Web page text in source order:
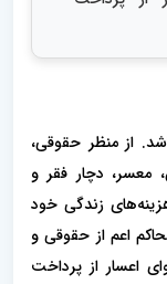
از منظر حقوقی،
معسر، دچار فقر و
زندگی خود
اعم از حقوقی و
اعسار از پرداخت